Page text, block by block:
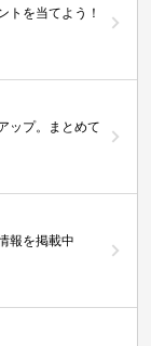
トを当てよう！
ップ。まとめて
報を掲載中